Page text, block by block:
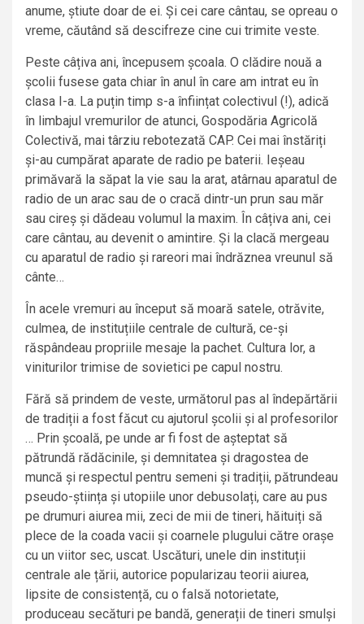
anume, știute doar de ei. Și cei care cântau, se opreau o
vreme, căutând să descifreze cine cui trimite veste.
Peste câțiva ani, începusem școala. O clădire nouă a
școlii fusese gata chiar în anul în care am intrat eu în
clasa I-a. La puțin timp s-a înființat colectivul (!), adică
în limbajul vremurilor de atunci, Gospodăria Agricolă
Colectivă, mai târziu rebotezată CAP. Cei mai înstăriți
și-au cumpărat aparate de radio pe baterii. Ieșeau
primăvară la săpat la vie sau la arat, atârnau aparatul de
radio de un arac sau de o cracă dintr-un prun sau măr
sau cireș și dădeau volumul la maxim. În câțiva ani, cei
care cântau, au devenit o amintire. Și la clacă mergeau
cu aparatul de radio și rareori mai îndrăznea vreunul să
cânte…
În acele vremuri au început să moară satele, otrăvite,
culmea, de instituțiile centrale de cultură, ce-și
răspândeau propriile mesaje la pachet. Cultura lor, a
viniturilor trimise de sovietici pe capul nostru.
Fără să prindem de veste, următorul pas al îndepărtării
de tradiții a fost făcut cu ajutorul școlii și al profesorilor
… Prin școală, pe unde ar fi fost de așteptat să
pătrundă rădăcinile, și demnitatea și dragostea de
muncă și respectul pentru semeni și tradiții, pătrundeau
pseudo-știința și utopiile unor debusolați, care au pus
pe drumuri aiurea mii, zeci de mii de tineri, hăituiți să
plece de la coada vacii și coarnele plugului către orașe
cu un viitor sec, uscat. Uscături, unele din instituții
centrale ale țării, autorice popularizau teorii aiurea,
lipsite de consistență, cu o falsă notorietate,
produceau secături pe bandă, generații de tineri smulși